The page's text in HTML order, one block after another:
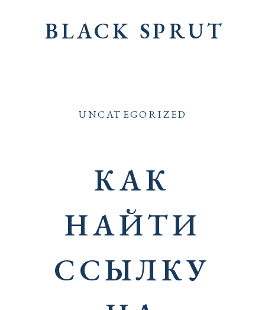
BLACK SPRUT
UNCATEGORIZED
КАК
НАЙТИ
ССЫЛКУ